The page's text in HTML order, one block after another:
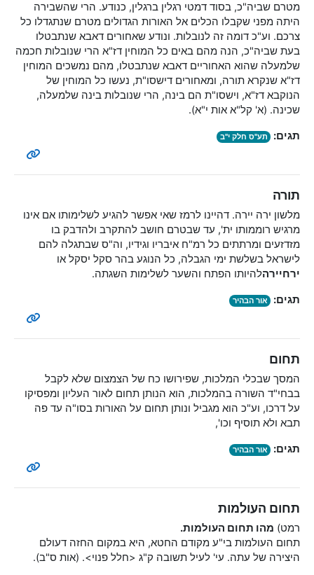
מטרם שביה"כ, בסוד דמטי רגלין ברגלין, כנודע. הרי שהשבירה
היתה מפני שקבלו הכלים אל האורות הגדולים מטרם שנתגדלו כל
צרכם. וע"כ דומה זה לנובלות. ונודע שאחורים דאבא שנתבטלו
בעת שביה"כ, הנה מהם באים כל המוחין דז"א הרי שנובלות חכמה
שלמעלה שהוא האחוריים דאבא שנתבטלו, מהם נמשכים המוחין
דז"א שנקרא תורה, ומאחורים דישסו"ת, נעשו כל המוחין של
הנוקבא דז"א, וישסו"ת הם בינה, הרי שנובלות בינה שלמעלה,
שכינה. (א' קל"א אות י"א).
תגים: תע"ס חלק י"ב
תורה
מלשון ירה יירה. דהיינו לרמז שאי אפשר להגיע לשלימותו אם אינו
מרגיש רוממותו ית', עד שבטרם חושב להתקרב ולהדבק בו
מזדזעים ומרתתים כל רמ"ח איבריו וגידיו, וה"ס שבתגלה להם
לישראל בשלשת ימי הגבלה, כל הנוגע בהר סקל יסקל או
ירחיירהלהיותו הפתח והשער לשלימות השגתה.
תגים: אור הבהיר
תחום
המסך שבכלי המלכות, שפירושו כח של הצמצום שלא לקבל
בבחי"ד השורה בהמלכות, הוא הנותן תחום לאור העליון ומפסיקו
על דרכו, וע"כ הוא מגביל ונותן תחום על האורות בסו"ה עד פה
תבא ולא תוסיף וכו',
תגים: אור הבהיר
תחום העולמות
רמט) מהו תחום העולמות.
תחום העולמות בי"ע מקודם החטא, היא במקום החזה דעולם
היצירה של עתה. עי' לעיל תשובה ק"ג <חלל פנוי>. (אות ס"ב).